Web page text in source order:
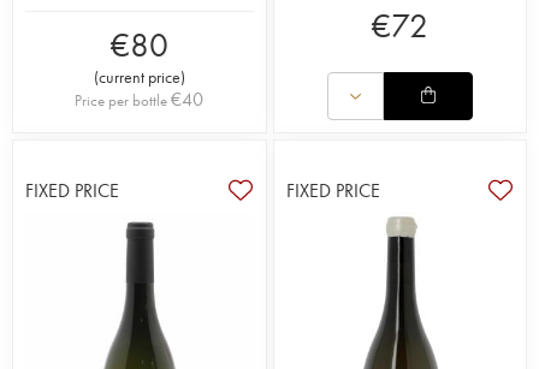
€80
(current price)
Price per bottle€40
€72
FIXED PRICE FIXED PRICE